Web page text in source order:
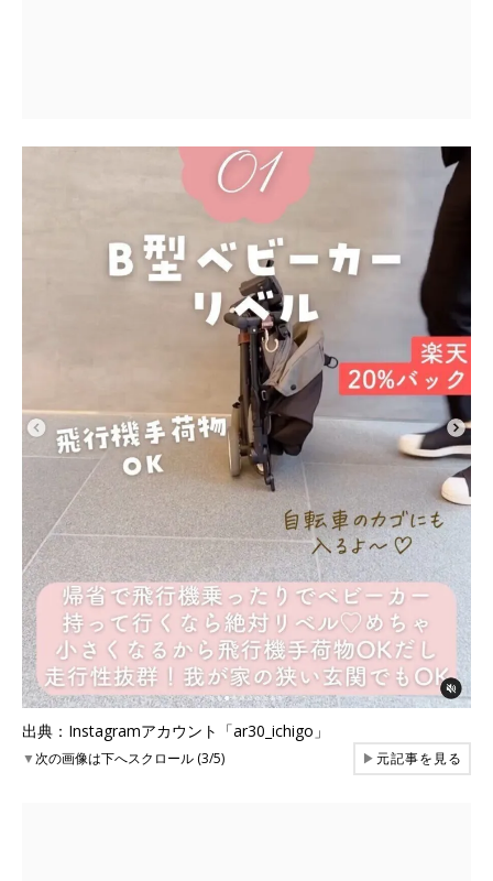
出典：Instagramアカウント「ar30_ichigo」
▼次の画像は下へスクロール (3/5) ▶元記事を見る